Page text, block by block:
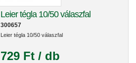
Leier tégla 10/50 válaszfal
300657
Leier tégla 10/50 válaszfal
729 Ft / db